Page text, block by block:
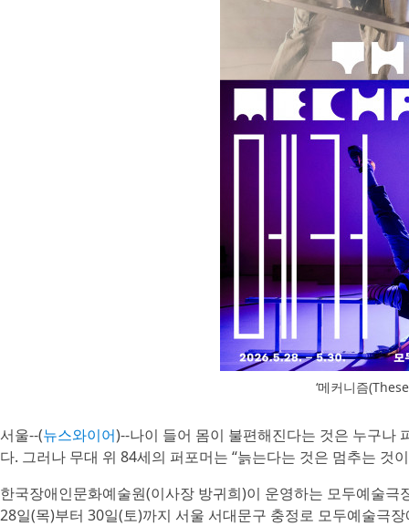
‘메커니즘
서울--(뉴스와이어)--나이 들어 몸이 불편해진다는 것은 누구나
다. 그러나 무대 위 84세의 퍼포머는 “늙는다는 것은 멈추는 것
한국장애인문화예술원(이사장 방귀희)이 운영하는 모두예술
28일(목)부터 30일(토)까지 서울 서대문구 충정로 모두예술극